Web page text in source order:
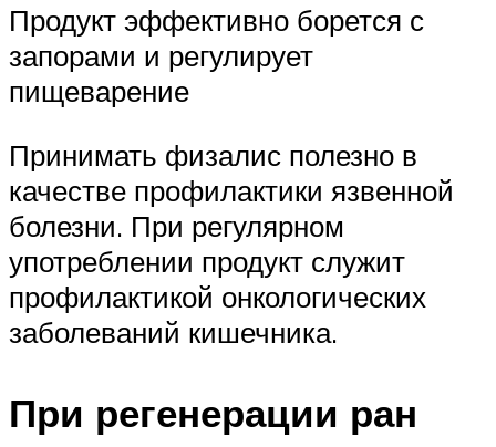
Продукт эффективно борется с
запорами и регулирует
пищеварение
Принимать физалис полезно в
качестве профилактики язвенной
болезни. При регулярном
употреблении продукт служит
профилактикой онкологических
заболеваний кишечника.
При регенерации ран